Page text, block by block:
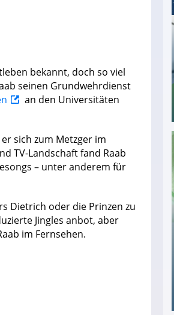
bekannt, doch so viel
seinen Grundwehrdienst
an den Universitäten
sich zum Metzger im
TV-Landschaft fand Raab
– unter anderem für
Dietrich oder die Prinzen zu
Jingles anbot, aber
im Fernsehen.
Umfragen - Die besten Anbieter